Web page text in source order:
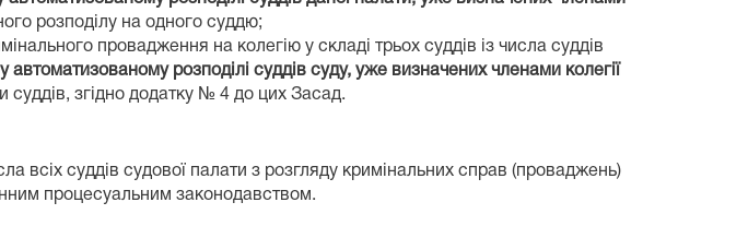
розподілу на одного суддю;
провадження на колегію у складі трьох суддів із числа суддів
автоматизованому розподілі суддів суду, уже визначених членами колегії
суддів, згідно додатку № 4 до цих Засад.
всіх суддів судової палати з розгляду кримінальних справ (проваджень)
процесуальним законодавством.